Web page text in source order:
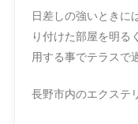
日差しの強いときに
り付けた部屋を明る
用する事でテラスで
長野市内のエクステ